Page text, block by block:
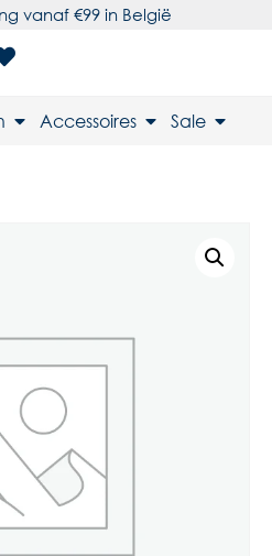
vanaf €99 in België
Accessoires Sale